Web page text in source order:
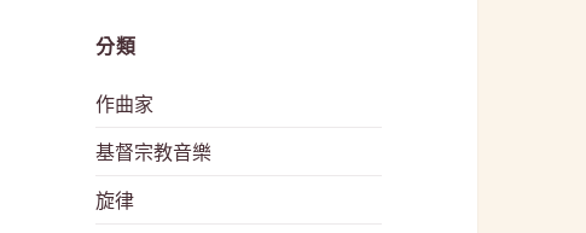
分類
作曲家
基督宗教音樂
旋律